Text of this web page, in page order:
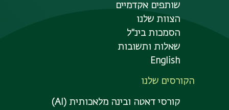
הקורסים שלנו
קורסי דאטה ובינה מלאכותית (AI)
שותפים אקדמיים
הצוות שלנו
הסמכות בינ"ל
שאלות ותשובות
English